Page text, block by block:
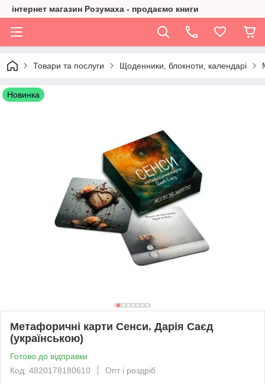
інтернет магазин Розумаха - продаємо книги
Товари та послуги Щоденники, блокноти, календарі
Новинка
Метафоричні карти Сенси. Дарія Саєд
(українською)
Готово до відправки
Код: 4820178180610
Опт і роздріб